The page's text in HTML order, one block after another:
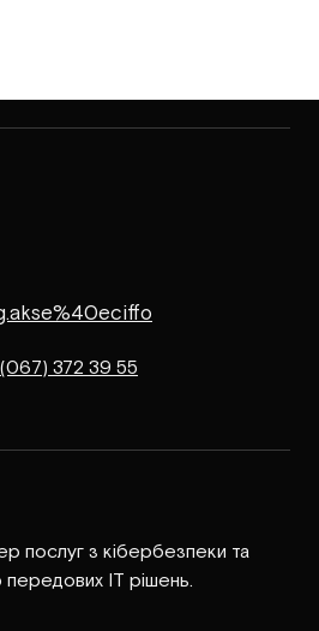
372 39 55
послуг з кібербезпеки та
передових ІТ рішень.